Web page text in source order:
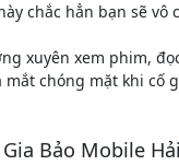
chắc hẳn bạn sẽ
xuyên xem phim,
mắt chóng mặt khi
Bảo Mobile